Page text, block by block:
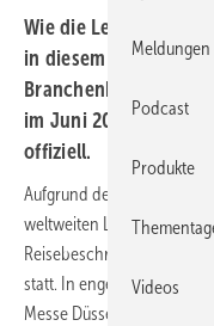
Wie die Leitung der
in diesem Jahr keine
Branchenkenner
im Juni 2021 nicht
offiziell.
Aufgrund der anhaltenden
weltweiten Lockdown-
Reisebeschränkungen
statt. In enger
Messe Düsseldorf
Meldungen
Podcast
Produkte
Videos